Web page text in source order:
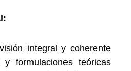
integral y coherente
formulaciones teóricas